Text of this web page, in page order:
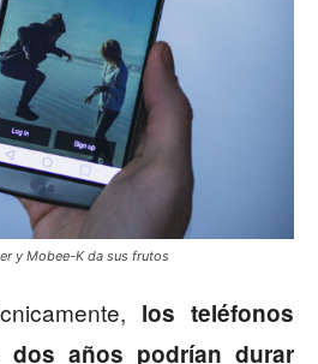
y Mobee-K da sus frutos
los teléfonos
dos años podrían durar